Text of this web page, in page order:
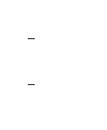
–
–